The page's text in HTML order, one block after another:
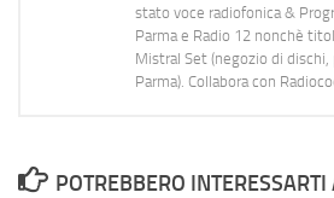
stato voce radiofonica &
Parma e Radio 12 nonchè
Mistral Set (negozio di
Parma). Collabora con
POTREBBERO INTERESSARTI